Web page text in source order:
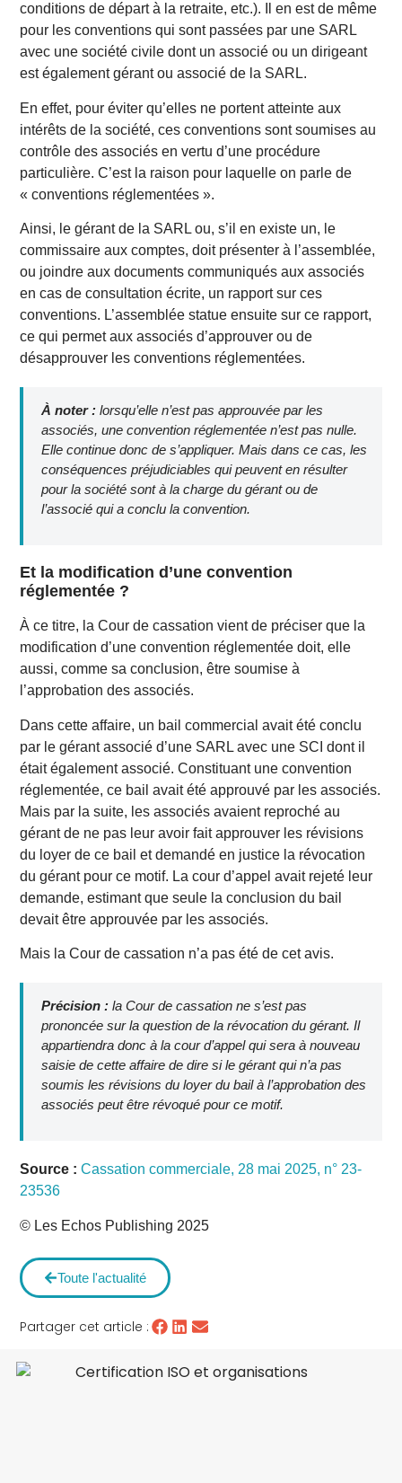
conditions de départ à la retraite, etc.). Il en est de même
pour les conventions qui sont passées par une SARL
avec une société civile dont un associé ou un dirigeant
est également gérant ou associé de la SARL.
En effet, pour éviter qu’elles ne portent atteinte aux
intérêts de la société, ces conventions sont soumises au
contrôle des associés en vertu d’une procédure
particulière. C’est la raison pour laquelle on parle de
« conventions réglementées ».
Ainsi, le gérant de la SARL ou, s’il en existe un, le
commissaire aux comptes, doit présenter à l’assemblée,
ou joindre aux documents communiqués aux associés
en cas de consultation écrite, un rapport sur ces
conventions. L’assemblée statue ensuite sur ce rapport,
ce qui permet aux associés d’approuver ou de
désapprouver les conventions réglementées.
À noter : lorsqu’elle n’est pas approuvée par les
associés, une convention réglementée n’est pas nulle.
Elle continue donc de s’appliquer. Mais dans ce cas, les
conséquences préjudiciables qui peuvent en résulter
pour la société sont à la charge du gérant ou de
l’associé qui a conclu la convention.
Et la modification d’une convention
réglementée ?
À ce titre, la Cour de cassation vient de préciser que la
modification d’une convention réglementée doit, elle
aussi, comme sa conclusion, être soumise à
l’approbation des associés.
Dans cette affaire, un bail commercial avait été conclu
par le gérant associé d’une SARL avec une SCI dont il
était également associé. Constituant une convention
réglementée, ce bail avait été approuvé par les associés.
Mais par la suite, les associés avaient reproché au
gérant de ne pas leur avoir fait approuver les révisions
du loyer de ce bail et demandé en justice la révocation
du gérant pour ce motif. La cour d’appel avait rejeté leur
demande, estimant que seule la conclusion du bail
devait être approuvée par les associés.
Mais la Cour de cassation n’a pas été de cet avis.
Précision : la Cour de cassation ne s’est pas
prononcée sur la question de la révocation du gérant. Il
appartiendra donc à la cour d’appel qui sera à nouveau
saisie de cette affaire de dire si le gérant qui n’a pas
soumis les révisions du loyer du bail à l’approbation des
associés peut être révoqué pour ce motif.
Source : Cassation commerciale, 28 mai 2025, n° 23-
23536
© Les Echos Publishing 2025
Toute l'actualité
Partager cet article :